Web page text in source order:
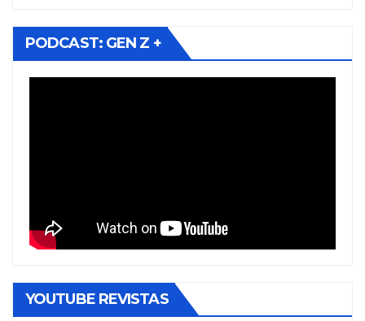
PODCAST: GEN Z +
YOUTUBE REVISTAS